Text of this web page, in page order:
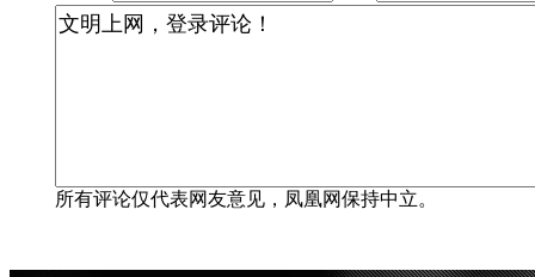
所有评论仅代表网友意见，凤凰网保持中立。